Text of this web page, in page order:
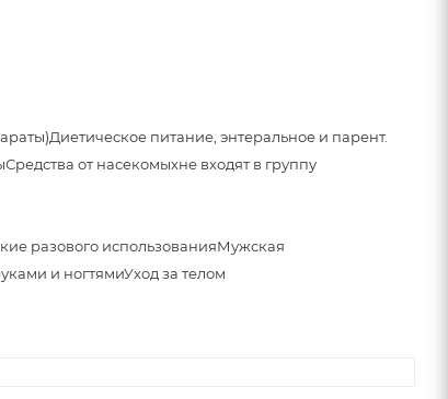
Диетическое питание, энтеральное и парент.
Средства от насекомыхне входят в группу
разового использованияМужская
и ногтямиУход за телом